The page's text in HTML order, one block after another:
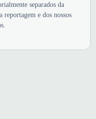
separados da
reportagem e dos nossos